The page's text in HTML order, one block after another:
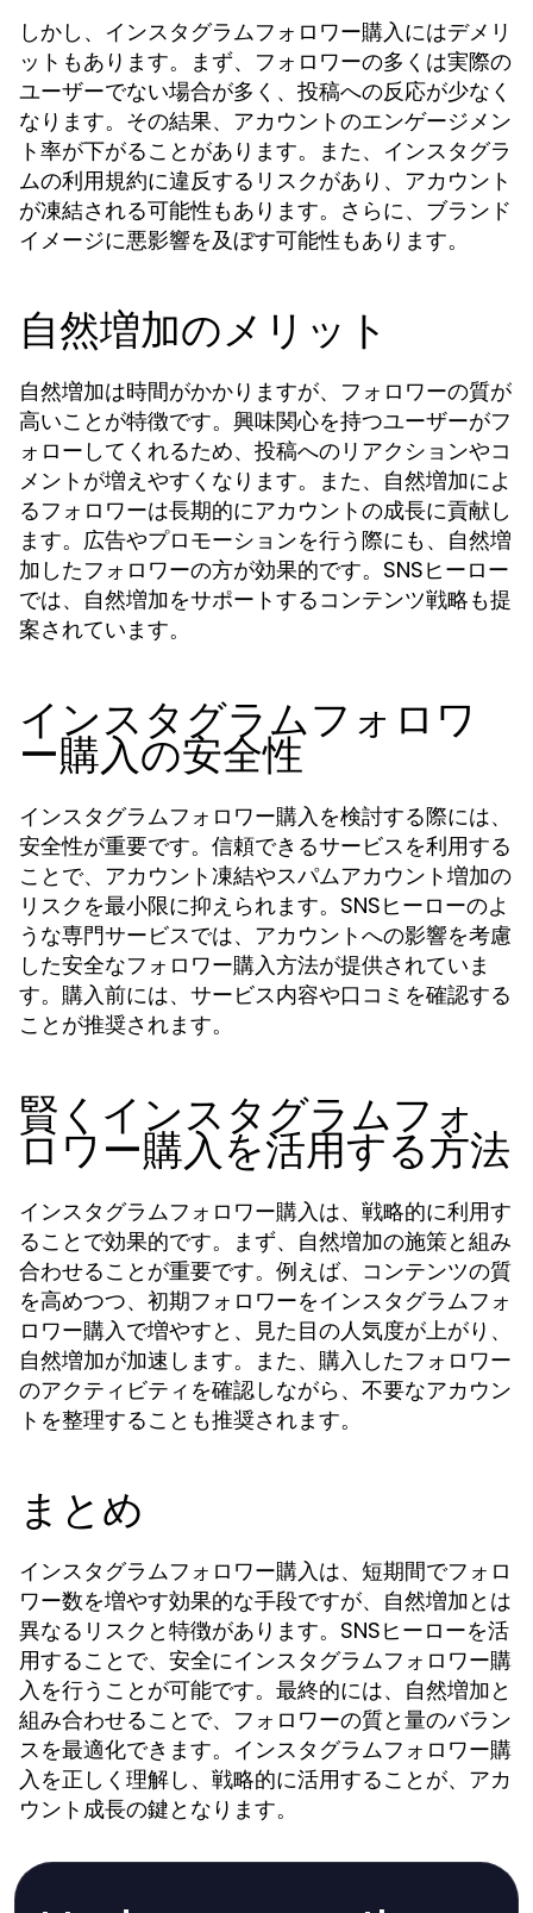
しかし、インスタグラムフォロワー購入にはデメリ
ットもあります。まず、フォロワーの多くは実際の
ユーザーでない場合が多く、投稿への反応が少なく
なります。その結果、アカウントのエンゲージメン
ト率が下がることがあります。また、インスタグラ
ムの利用規約に違反するリスクがあり、アカウント
が凍結される可能性もあります。さらに、ブランド
イメージに悪影響を及ぼす可能性もあります。
自然増加のメリット
自然増加は時間がかかりますが、フォロワーの質が
高いことが特徴です。興味関心を持つユーザーがフ
ォローしてくれるため、投稿へのリアクションやコ
メントが増えやすくなります。また、自然増加によ
るフォロワーは長期的にアカウントの成長に貢献し
ます。広告やプロモーションを行う際にも、自然増
加したフォロワーの方が効果的です。SNSヒーロー
では、自然増加をサポートするコンテンツ戦略も提
案されています。
インスタグラムフォロワ
ー購入の安全性
インスタグラムフォロワー購入を検討する際には、
安全性が重要です。信頼できるサービスを利用する
ことで、アカウント凍結やスパムアカウント増加の
リスクを最小限に抑えられます。SNSヒーローのよ
うな専門サービスでは、アカウントへの影響を考慮
した安全なフォロワー購入方法が提供されていま
す。購入前には、サービス内容や口コミを確認する
ことが推奨されます。
賢くインスタグラムフォ
ロワー購入を活用する方法
インスタグラムフォロワー購入は、戦略的に利用す
ることで効果的です。まず、自然増加の施策と組み
合わせることが重要です。例えば、コンテンツの質
を高めつつ、初期フォロワーをインスタグラムフォ
ロワー購入で増やすと、見た目の人気度が上がり、
自然増加が加速します。また、購入したフォロワー
のアクティビティを確認しながら、不要なアカウン
トを整理することも推奨されます。
まとめ
インスタグラムフォロワー購入は、短期間でフォロ
ワー数を増やす効果的な手段ですが、自然増加とは
異なるリスクと特徴があります。SNSヒーローを活
用することで、安全にインスタグラムフォロワー購
入を行うことが可能です。最終的には、自然増加と
組み合わせることで、フォロワーの質と量のバラン
スを最適化できます。インスタグラムフォロワー購
入を正しく理解し、戦略的に活用することが、アカ
ウント成長の鍵となります。